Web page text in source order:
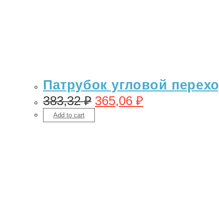
Патрубок угловой
383,32₽ 365,06 ₽
Add to cart